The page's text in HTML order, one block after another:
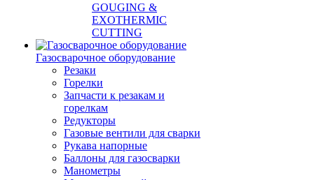
GOUGING &
EXOTHERMIC
CUTTING
Газосварочное оборудование
Резаки
Горелки
Запчасти к резакам и
горелкам
Редукторы
Газовые вентили для сварки
Рукава напорные
Баллоны для газосварки
Манометры